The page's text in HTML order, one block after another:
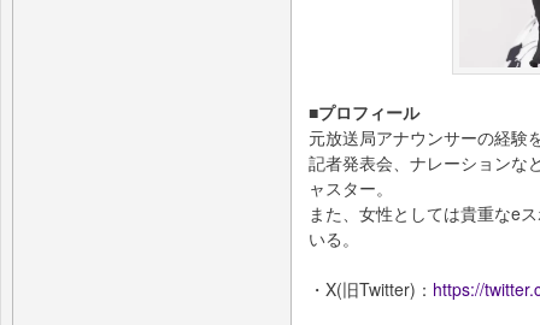
■プロフィール
元放送局アナウンサーの経験
記者発表会、ナレーションな
ャスター。
また、女性としては貴重なe
いる。
・X(旧Twitter)： https://